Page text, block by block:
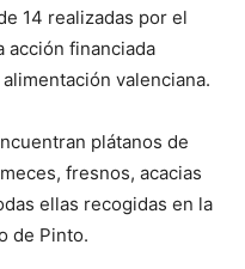
14 realizadas por el
acción financiada
valenciana.
plátanos de
fresnos, acacias
ellas recogidas en la
de Pinto.